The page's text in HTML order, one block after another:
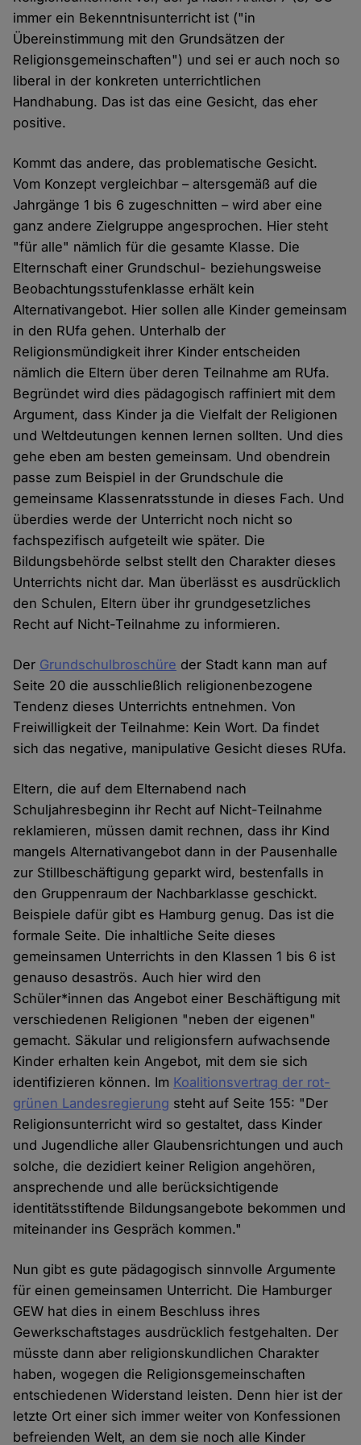
immer ein Bekenntnisunterricht ist ("in
Übereinstimmung mit den Grundsätzen der
Religionsgemeinschaften") und sei er auch noch so
liberal in der konkreten unterrichtlichen
Handhabung. Das ist das eine Gesicht, das eher
positive.
Kommt das andere, das problematische Gesicht.
Vom Konzept vergleichbar – altersgemäß auf die
Jahrgänge 1 bis 6 zugeschnitten – wird aber eine
ganz andere Zielgruppe angesprochen. Hier steht
"für alle" nämlich für die gesamte Klasse. Die
Elternschaft einer Grundschul- beziehungsweise
Beobachtungsstufenklasse erhält kein
Alternativangebot. Hier sollen alle Kinder gemeinsam
in den RUfa gehen. Unterhalb der
Religionsmündigkeit ihrer Kinder entscheiden
nämlich die Eltern über deren Teilnahme am RUfa.
Begründet wird dies pädagogisch raffiniert mit dem
Argument, dass Kinder ja die Vielfalt der Religionen
und Weltdeutungen kennen lernen sollten. Und dies
gehe eben am besten gemeinsam. Und obendrein
passe zum Beispiel in der Grundschule die
gemeinsame Klassenratsstunde in dieses Fach. Und
überdies werde der Unterricht noch nicht so
fachspezifisch aufgeteilt wie später. Die
Bildungsbehörde selbst stellt den Charakter dieses
Unterrichts nicht dar. Man überlässt es ausdrücklich
den Schulen, Eltern über ihr grundgesetzliches
Recht auf Nicht-Teilnahme zu informieren.
Der Grundschulbroschüre der Stadt kann man auf
Seite 20 die ausschließlich religionenbezogene
Tendenz dieses Unterrichts entnehmen. Von
Freiwilligkeit der Teilnahme: Kein Wort. Da findet
sich das negative, manipulative Gesicht dieses RUfa.
Eltern, die auf dem Elternabend nach
Schuljahresbeginn ihr Recht auf Nicht-Teilnahme
reklamieren, müssen damit rechnen, dass ihr Kind
mangels Alternativangebot dann in der Pausenhalle
zur Stillbeschäftigung geparkt wird, bestenfalls in
den Gruppenraum der Nachbarklasse geschickt.
Beispiele dafür gibt es Hamburg genug. Das ist die
formale Seite. Die inhaltliche Seite dieses
gemeinsamen Unterrichts in den Klassen 1 bis 6 ist
genauso desaströs. Auch hier wird den
Schüler*innen das Angebot einer Beschäftigung mit
verschiedenen Religionen "neben der eigenen"
gemacht. Säkular und religionsfern aufwachsende
Kinder erhalten kein Angebot, mit dem sie sich
identifizieren können. Im Koalitionsvertrag der rot-
grünen Landesregierung steht auf Seite 155: "Der
Religionsunterricht wird so gestaltet, dass Kinder
und Jugendliche aller Glaubensrichtungen und auch
solche, die dezidiert keiner Religion angehören,
ansprechende und alle berücksichtigende
identitätsstiftende Bildungsangebote bekommen und
miteinander ins Gespräch kommen."
Nun gibt es gute pädagogisch sinnvolle Argumente
für einen gemeinsamen Unterricht. Die Hamburger
GEW hat dies in einem Beschluss ihres
Gewerkschaftstages ausdrücklich festgehalten. Der
müsste dann aber religionskundlichen Charakter
haben, wogegen die Religionsgemeinschaften
entschiedenen Widerstand leisten. Denn hier ist der
letzte Ort einer sich immer weiter von Konfessionen
befreienden Welt, an dem sie noch alle Kinder